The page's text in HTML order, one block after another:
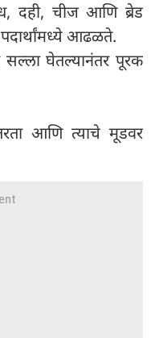
दही, चीज आणि ब्रेड
आढळते.
सल्ला घेतल्यानंतर पूरक
आणि त्याचे मूडवर